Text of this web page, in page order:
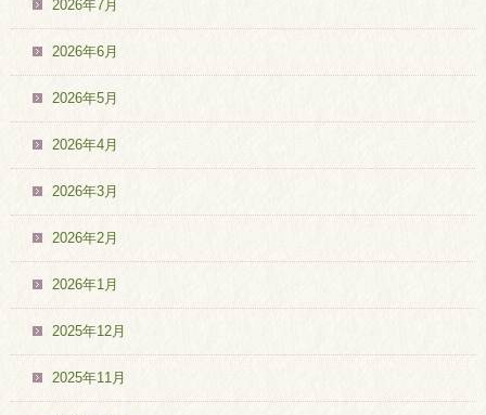
2026年7月
2026年6月
2026年5月
2026年4月
2026年3月
2026年2月
2026年1月
2025年12月
2025年11月